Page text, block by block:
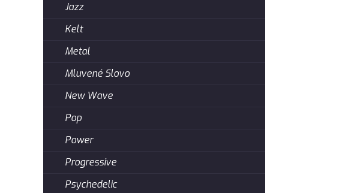
Jazz
Kelt
Metal
Mluvené Slovo
New Wave
Pop
Power
Progressive
Psychedelic